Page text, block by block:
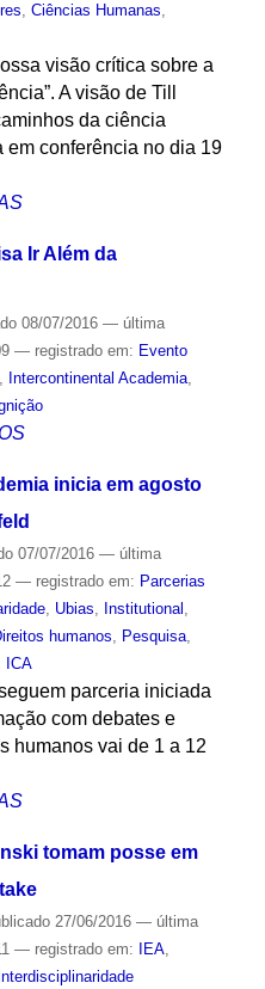
, Ciências Humanas,
visão crítica sobre a
A visão de Till
da ciência
em conferência no dia 19
Ir Além da
08/07/2016 — última
— registrado em: Evento
Intercontinental Academia,
inicia em agosto
07/07/2016 — última
— registrado em: Parcerias
, Ubias Institutional
humanos Pesquisa,
ICA
parceria iniciada
com debates e
humanos vai de 1 a 12
tomam posse em
27/06/2016 — última
— registrado em: IEA,